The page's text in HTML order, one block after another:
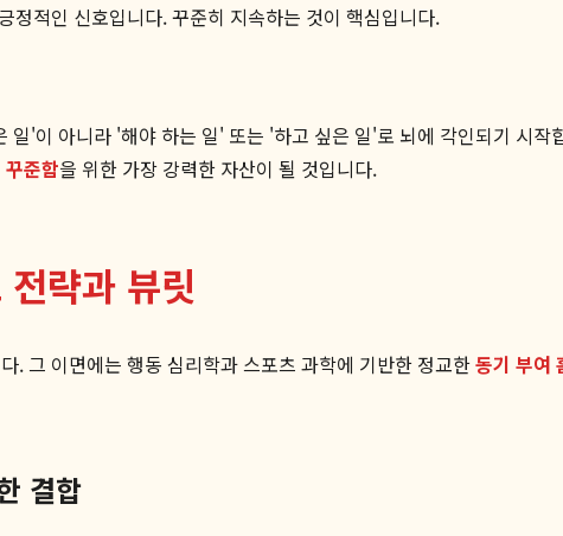
정적인 신호입니다. 꾸준히 지속하는 것이 핵심입니다.
'이 아니라 '해야 하는 일' 또는 '하고 싶은 일'로 뇌에 각인되기 시
꾸준함을 위한 가장 강력한 자산이 될 것입니다.
략과 뷰릿
. 그 이면에는 행동 심리학과 스포츠 과학에 기반한 정교한동기 부여
결합